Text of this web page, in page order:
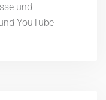
und
YouTube